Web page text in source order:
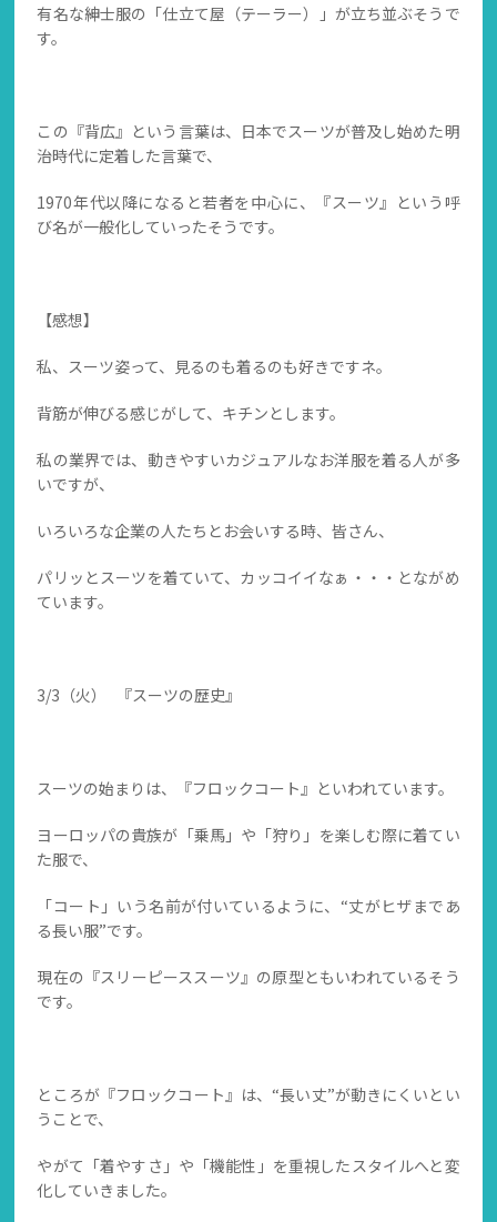
有名な紳士服の「仕立て屋（テーラー）」が立ち並ぶそうで
す。
この『背広』という言葉は、日本でスーツが普及し始めた明
治時代に定着した言葉で、
1970年代以降になると若者を中心に、『スーツ』という呼
び名が一般化していったそうです。
【感想】
私、スーツ姿って、見るのも着るのも好きですネ。
背筋が伸びる感じがして、キチンとします。
私の業界では、動きやすいカジュアルなお洋服を着る人が多
いですが、
いろいろな企業の人たちとお会いする時、皆さん、
パリッとスーツを着ていて、カッコイイなぁ・・・とながめ
ています。
3/3（火） 『スーツの歴史』
スーツの始まりは、『フロックコート』といわれています。
ヨーロッパの貴族が「乗馬」や「狩り」を楽しむ際に着てい
た服で、
「コート」いう名前が付いているように、“丈がヒザまであ
る長い服”です。
現在の『スリーピーススーツ』の原型ともいわれているそう
です。
ところが『フロックコート』は、“長い丈”が動きにくいとい
うことで、
やがて「着やすさ」や「機能性」を重視したスタイルへと変
化していきました。